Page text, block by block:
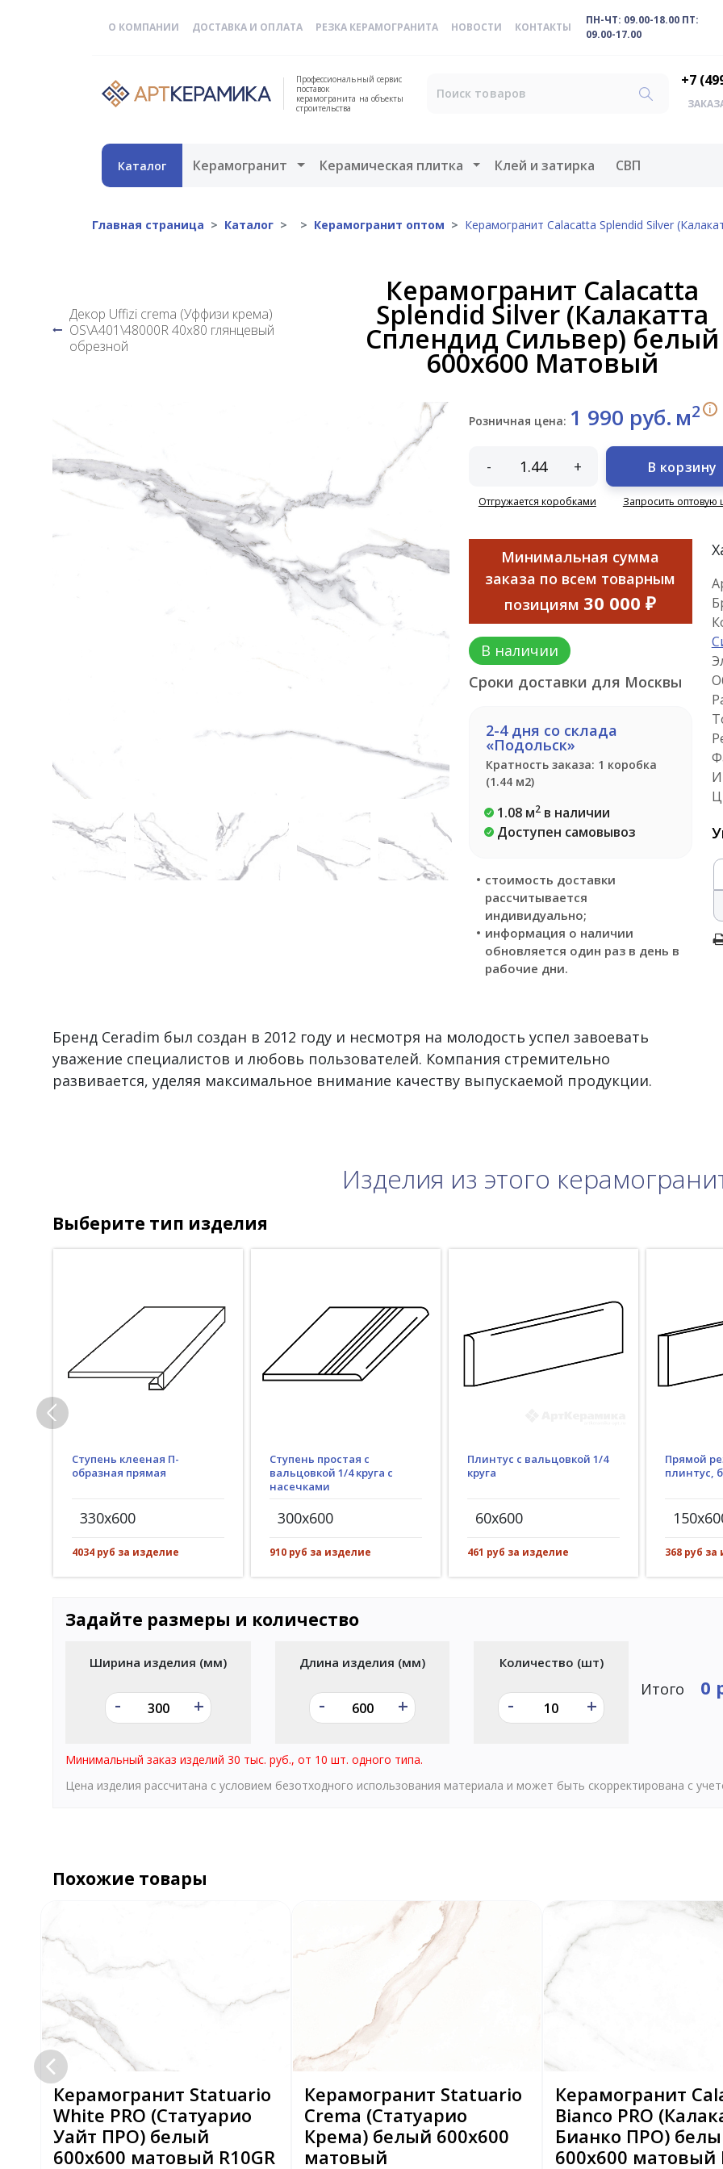
О КОМПАНИИ ДОСТАВКА И ОПЛАТА РЕЗКА КЕРАМОГРАНИТА НОВОСТИ КОНТАКТЫ
ПН-ЧТ: 09.00-18.00 ПТ:
09.00-17.00
Профессиональный сервис
поставок
керамогранита на объекты
строительства
+7
Каталог Керамогранит Открыть меню
Керамическая плитка Открыть меню
Клей и затирка СВП
Главная страница Каталог Керамогранит оптом Керамогранит Calacatta Splendid Silver
Декор Uffizi crema (Уффизи крема)
OS\A401\48000R 40x80 глянцевый
обрезной
Керамогранит Calacatta
Splendid Silver (Калакатта
Сплендид Сильвер) белый
600х600 Матовый
Розничная цена: 1 990 руб. м2 i
- +
Отгружается коробками
В корзину
Запросить оптовую
Минимальная сумма
заказа по всем товарным
позициям 30 000 ₽
В наличии
Сроки доставки для Москвы
2-4 дня со склада
«Подольск»
Кратность заказа: 1 коробка
(1.44 м2)
1.08 м2в наличии
Доступен самовывоз
стоимость доставки
рассчитывается
индивидуально;
информация о наличии
обновляется один раз в день в
рабочие дни.
Бренд Ceradim был создан в 2012 году и несмотря на молодость успел завоевать
уважение специалистов и любовь пользователей. Компания стремительно
развивается, уделяя максимальное внимание качеству выпускаемой продукции.
Изделия из этого
Выберите тип изделия
Ступень клееная П-
образная прямая
330x600
4034 руб за изделие
Ступень простая с
вальцовкой 1/4 круга с
насечками
300x600
910 руб за изделие
Плинтус с вальцовкой 1/4
круга
60x600
461 руб за изделие
Прямой
плинтус,
368 руб
Задайте размеры и количество
Ширина изделия (мм)
- +
Длина изделия (мм)
- +
Количество (шт)
- +
Итого 0
Минимальный заказ изделий 30 тыс. руб., от 10 шт. одного типа.
Цена изделия рассчитана с условием безотходного использования материала и может быть скорректирована с
Похожие товары
Керамогранит Statuario
White PRO (Статуарио
Уайт ПРО) белый
600x600 матовый R10GR
Керамогранит Statuario
Crema (Статуарио
Крема) белый 600x600
матовый
Керамогранит
Bianco PRO
Бианко ПРО)
600x600 матовый